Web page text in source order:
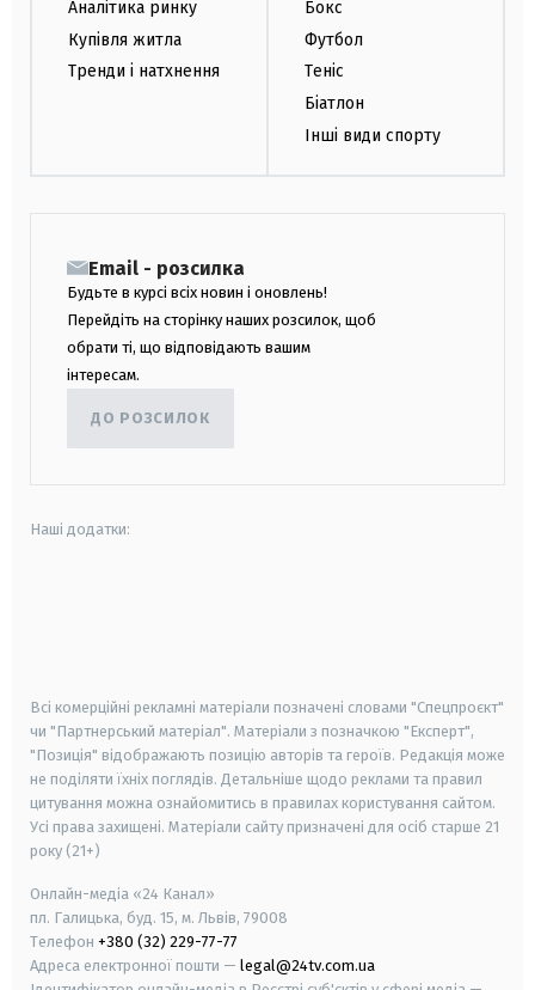
Аналітика ринку
Купівля житла
Тренди і натхнення
Бокс
Футбол
Теніс
Біатлон
Інші види спорту
Email - розсилка
Будьте в курсі всіх новин і оновлень!
Перейдіть на сторінку наших розсилок, щоб
обрати ті, що відповідають вашим
інтересам.
ДО РОЗСИЛОК
Наші додатки:
Всі комерційні рекламні матеріали позначені словами "Спецпроєкт"
чи "Партнерський матеріал". Матеріали з позначкою "Експерт",
"Позиція" відображають позицію авторів та героїв. Редакція може
не поділяти їхніх поглядів. Детальніше щодо реклами та правил
цитування можна ознайомитись в правилах користування сайтом.
Усі права захищені. Матеріали сайту призначені для осіб старше 21
року (21+)
Онлайн-медіа «24 Канал»
пл. Галицька, буд. 15, м. Львів, 79008
Телефон +380 (32) 229-77-77
Адреса електронної пошти — legal@24tv.com.ua